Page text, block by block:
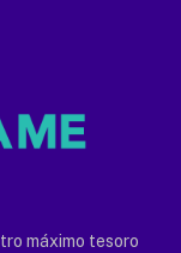
máximo tesoro